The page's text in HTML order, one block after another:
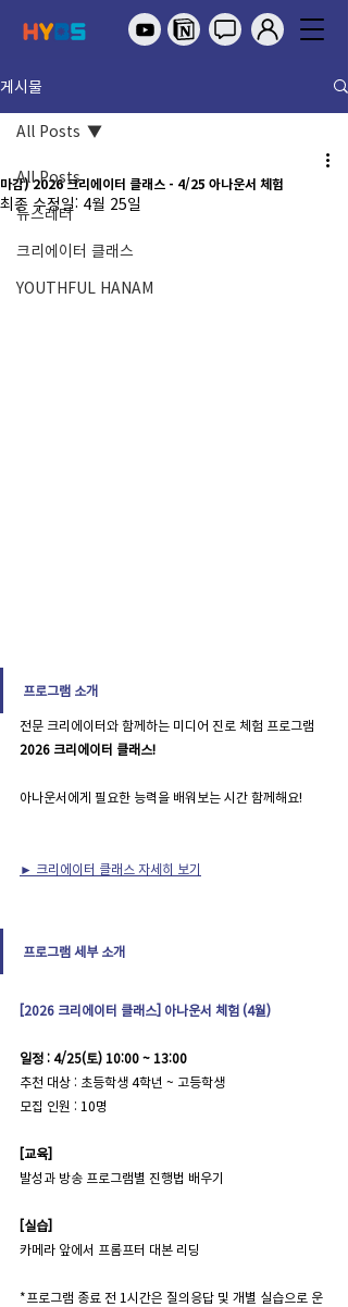
게시물
All Posts
뉴스레터
크리에이터 클래스
YOUTHFUL HANAM
All Posts
마감) 2026 크리에이터 클래스 - 4/25 아나운서 체험
최종 수정일: 4월 25일
프로그램 소개
전문 크리에이터와 함께하는 미디어 진로 체험 프로그램
2026 크리에이터 클래스!
아나운서에게 필요한 능력을 배워보는 시간 함께해요!
► 크리에이터 클래스 자세히 보기
프로그램 세부 소개
[2026 크리에이터 클래스] 아나운서 체험 (4월)
일정 : 4/25(토) 10:00 ~ 13:00
추천 대상 : 초등학생 4학년 ~ 고등학생
모집 인원 : 10명
[교육]
발성과 방송 프로그램별 진행법 배우기
[실습]
카메라 앞에서 프롬프터 대본 리딩
*프로그램 종료 전 1시간은 질의응답 및 개별 실습으로 운